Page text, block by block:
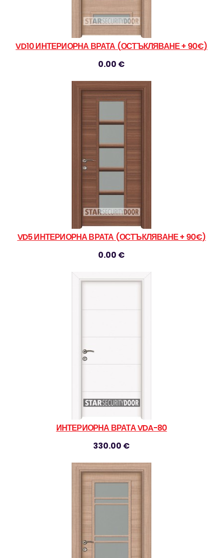
VD10 ИНТЕРИОРНА ВРАТА (ОСТЪКЛЯВАНЕ + 90€)
0.00 €
VD5 ИНТЕРИОРНА ВРАТА (ОСТЪКЛЯВАНЕ + 90€)
0.00 €
ИНТЕРИОРНА ВРАТА VDA-80
330.00 €